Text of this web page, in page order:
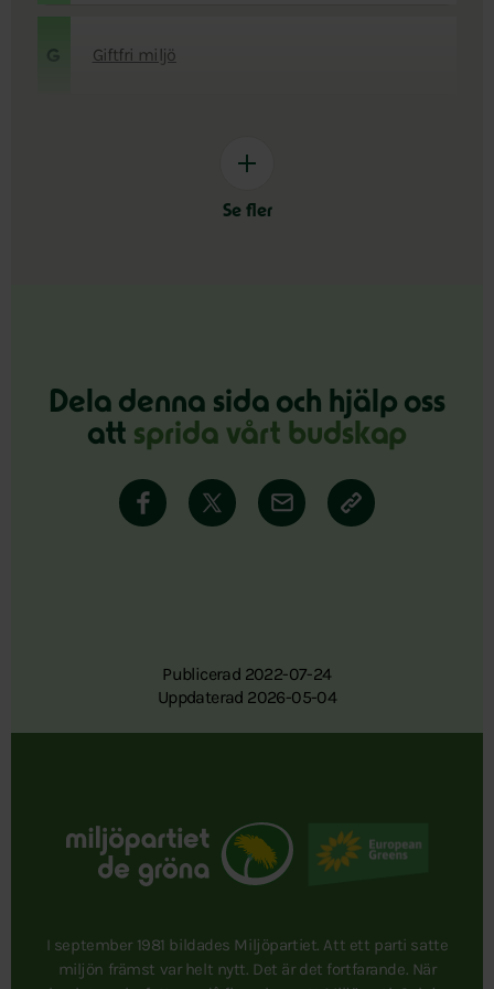
G Giftfri miljö
Se fler
Dela denna sida och hjälp oss
att sprida vårt budskap
Publicerad 2022-07-24
Uppdaterad 2026-05-04
I september 1981 bildades Miljöpartiet. Att ett parti satte
miljön främst var helt nytt. Det är det fortfarande. När